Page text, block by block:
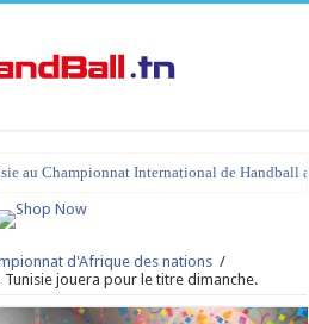
au Championnat International de Handball
2023 : programme et liste des joueurs
d'Afrique des nations /
jouera pour le titre dimanche.